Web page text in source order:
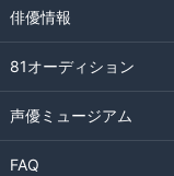
俳優情報
81オーディション
声優ミュージアム
FAQ